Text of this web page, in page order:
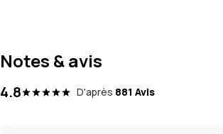
Notes & avis
4.8 D'après 881 Avis